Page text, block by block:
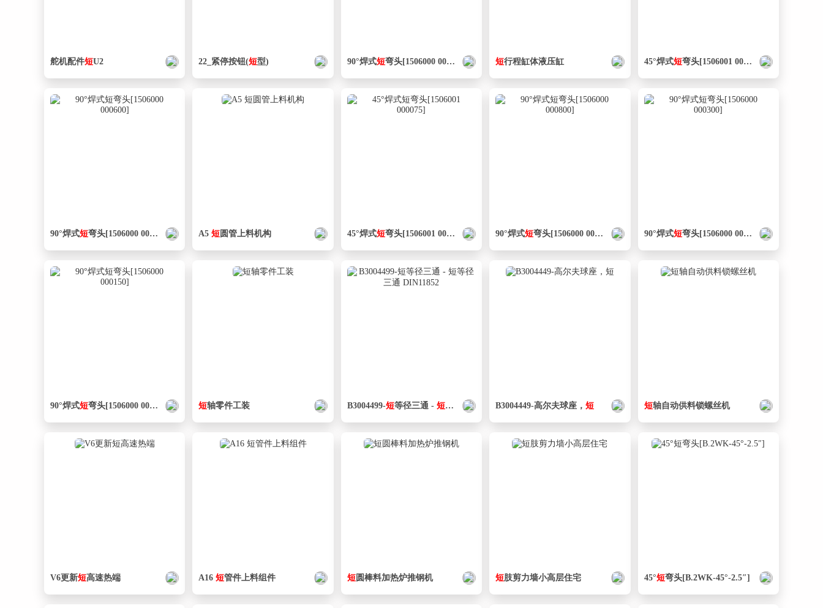
舵机配件短U2 22_紧停按钮(短型) 90°焊式短弯头[1506000 000250] 短行程缸体液压缸 45°焊式短弯头[1506001 000050]
90°焊式短弯头[1506000 000600] A5短圆管上料机构 45°焊式短弯头[1506001 000075] 90°焊式短弯头[1506000 000800] 90°焊式短弯头[1506000 000300]
90°焊式短弯头[1506000 000150] 短轴零件工装 B3004499-短等径三通 - 短等径三通 DIN11852B3004449-高尔夫球座，短 短轴自动供料锁螺丝机
V6更新短高速热端 A16短管件上料组件 短圆棒料加热炉推钢机 短肢剪力墙小高层住宅 45°短弯头[B.2WK-45°-2.5″]